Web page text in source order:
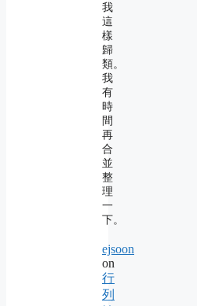
我
這
樣
歸
類。
我
有
時
間
再
合
並
整
理
一
下。
ejsoon
on
行
列